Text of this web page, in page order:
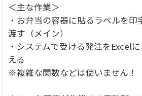
＜主な作業＞
・お弁当の容器に貼るラベルを印
渡す（メイン）
・システムで受ける発注をExcel
える
※複雑な関数などは使いません！